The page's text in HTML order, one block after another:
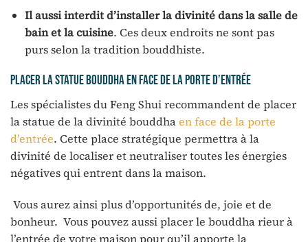
Il aussi interdit d’installer la divinité dans la salle de
bain et la cuisine. Ces deux endroits ne sont pas
purs selon la tradition bouddhiste.
Placer la statue bouddha en face de la porte d’entrée
Les spécialistes du Feng Shui recommandent de placer
la statue de la divinité bouddhaen face de la porte
d’entrée. Cette place stratégique permettra à la
divinité de localiser et neutraliser toutes les énergies
négatives qui entrent dans la maison.
Vous aurez ainsi plus d’opportunités de, joie et de
bonheur. Vous pouvez aussi placer le bouddha rieur à
l’entrée de votre maison pour qu’il apporte la